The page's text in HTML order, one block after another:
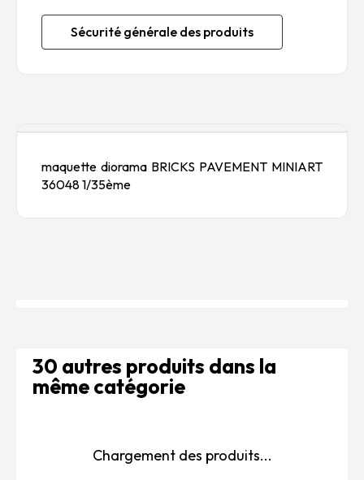
Sécurité générale des produits
maquette diorama BRICKS PAVEMENT MINIART
36048 1/35ème
30 autres produits dans la
même catégorie
Chargement des produits...